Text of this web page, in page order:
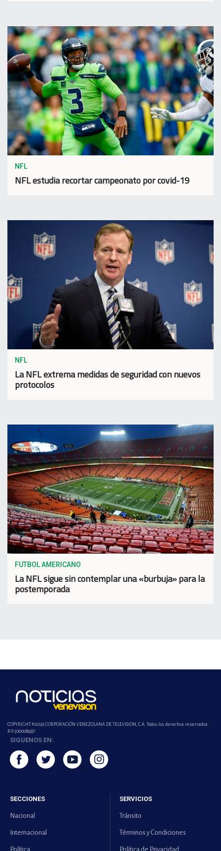
NFL
NFL estudia recortar campeonato por covid-19
NFL
La NFL extrema medidas de seguridad con nuevos
protocolos
FUTBOL AMERICANO
La NFL sigue sin contemplar una «burbuja» para la
postemporada
COPYRIGHT ©2026 CORPORACIÓN VENEZOLANA DE TELEVISION, C.A. Todos los derechos reservados.
Rif-j000089337
SIGUENOS EN:
SECCIONES
Nacional
Internacional
Política
SERVICIOS
Tránsito
Términos y Condiciones
Política de Privacidad